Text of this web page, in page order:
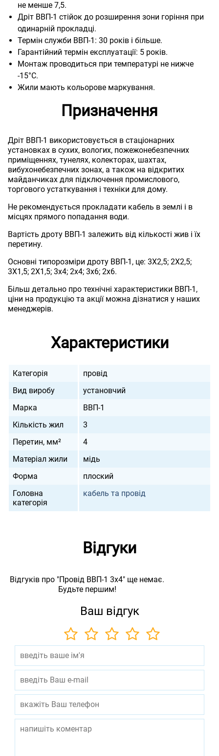
не менше 7,5.
Дріт ВВП-1 стійок до розширення зони горіння при
одинарній прокладці.
Термін служби ВВП-1: 30 років і більше.
Гарантійний термін експлуатації: 5 років.
Монтаж проводиться при температурі не нижче
-15°С.
Жили мають кольорове маркування.
Призначення
Дріт ВВП-1 використовується в стаціонарних
установках в сухих, вологих, пожежонебезпечних
приміщеннях, тунелях, колекторах, шахтах,
вибухонебезпечних зонах, а також на відкритих
майданчиках для підключення промислового,
торгового устаткування і техніки для дому.
Не рекомендується прокладати кабель в землі і в
місцях прямого попадання води.
Вартість дроту ВВП-1 залежить від кількості жив і їх
перетину.
Основні типорозміри дроту ВВП-1, це: 3Х2,5; 2Х2,5;
3Х1,5; 2Х1,5; 3х4; 2х4; 3х6; 2х6.
Більш детально про технічні характеристики ВВП-1,
ціни на продукцію та акції можна дізнатися у наших
менеджерів.
Характеристики
Категорія
провід
Вид виробу
установчий
Марка
ВВП-1
Кількість жил
3
Перетин, мм²
4
Матеріал жили
мідь
Форма
плоский
Головна
категорія
кабель та провід
Відгуки
Відгуків про "Провід ВВП-1 3х4" ще немає.
Будьте першим!
Ваш відгук